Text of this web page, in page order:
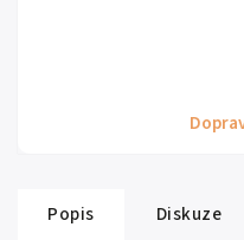
Popis Diskuze